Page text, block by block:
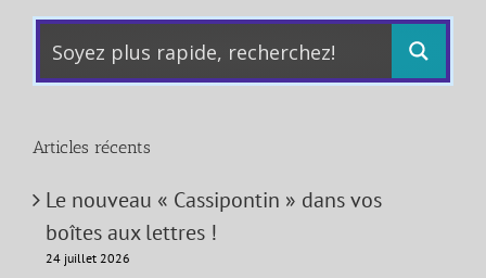
Articles récents
Le nouveau « Cassipontin » dans vos
boîtes aux lettres !
24 juillet 2026